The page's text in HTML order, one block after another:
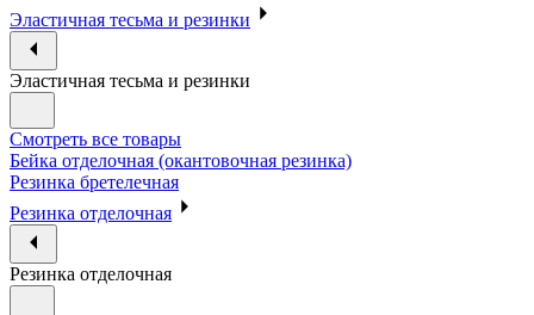
Эластичная тесьма и резинки
Эластичная тесьма и резинки
Смотреть все товары
Бейка отделочная (окантовочная резинка)
Резинка бретелечная
Резинка отделочная
Резинка отделочная